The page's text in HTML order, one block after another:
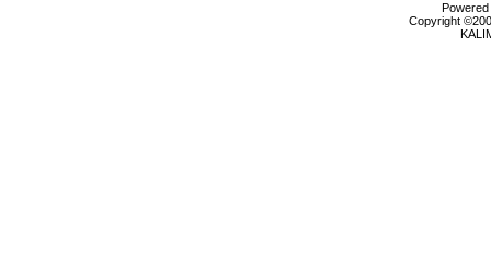
Copyright